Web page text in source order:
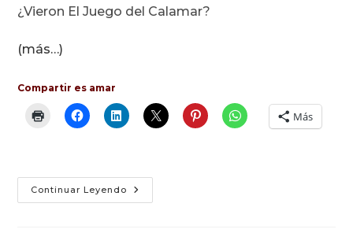
entrada:
¿Vieron El Juego del Calamar?
(más…)
Compartir es amar
Más
Continuar Leyendo Espumas